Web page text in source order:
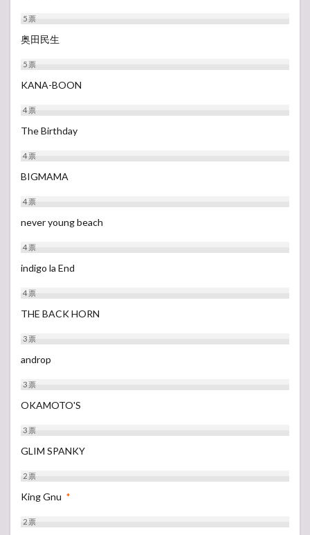
5票
奥田民生
5票
KANA-BOON
4票
The Birthday
4票
BIGMAMA
4票
never young beach
4票
indigo la End
4票
THE BACK HORN
3票
androp
3票
OKAMOTO'S
3票
GLIM SPANKY
2票
King Gnu *
2票